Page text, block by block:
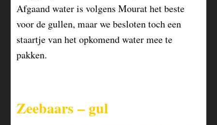
Afgaand water is volgens Mourat het beste
voor de gullen, maar we besloten toch een
staartje van het opkomend water mee te
pakken.
Zeebaars – gul